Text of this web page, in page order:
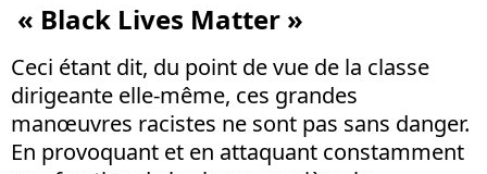
« Black Lives Matter »
Ceci étant dit, du point de vue de la classe
dirigeante elle-même, ces grandes
manœuvres racistes ne sont pas sans danger.
En provoquant et en attaquant constamment